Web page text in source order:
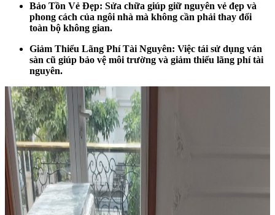
Bảo Tồn Vẻ Đẹp: Sửa chữa giúp giữ nguyên vẻ đẹp và
phong cách của ngôi nhà mà không cần phải thay đổi
toàn bộ không gian.
Giảm Thiểu Lãng Phí Tài Nguyên: Việc tái sử dụng ván
sàn cũ giúp bảo vệ môi trường và giảm thiểu lãng phí tài
nguyên.